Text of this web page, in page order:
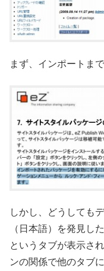
まず、インポートま
しかし、どうしても
（日本語）を発見し
というタブが表示さ
ンの関係で他のタブ